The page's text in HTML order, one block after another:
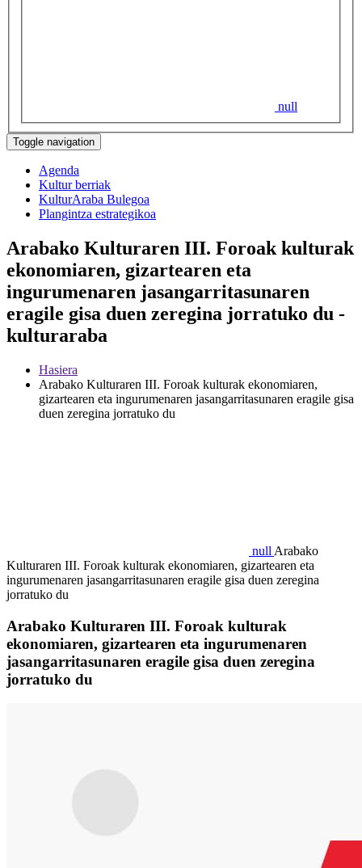
null
Toggle navigation
Agenda
Kultur berriak
KulturAraba Bulegoa
Plangintza estrategikoa
Arabako Kulturaren III. Foroak kulturak
ekonomiaren, gizartearen eta
ingurumenaren jasangarritasunaren
eragile gisa duen zeregina jorratuko du -
kulturaraba
Hasiera
Arabako Kulturaren III. Foroak kulturak ekonomiaren,
gizartearen eta ingurumenaren jasangarritasunaren eragile gisa
duen zeregina jorratuko du
null Arabako
Kulturaren III. Foroak kulturak ekonomiaren, gizartearen eta
ingurumenaren jasangarritasunaren eragile gisa duen zeregina
jorratuko du
Arabako Kulturaren III. Foroak kulturak
ekonomiaren, gizartearen eta ingurumenaren
jasangarritasunaren eragile gisa duen zeregina
jorratuko du